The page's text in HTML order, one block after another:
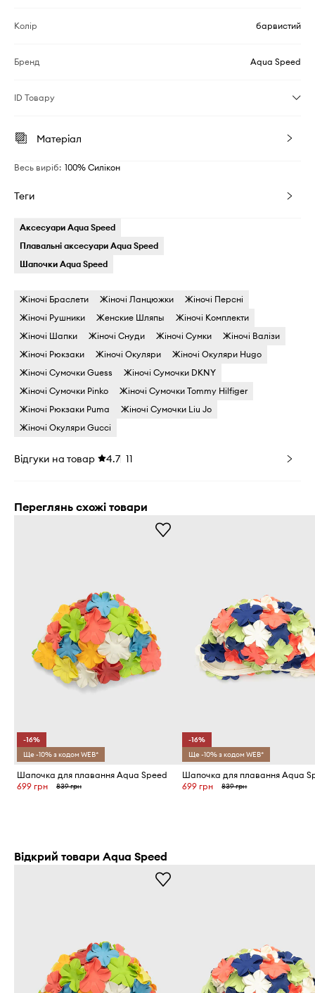
Колір барвистий
Бренд Aqua Speed
ID Товару
Матеріал
Весь виріб: 100% Силікон
Теги
Аксесуари Aqua Speed
Плавальні аксесуари Aqua Speed
Шапочки Aqua Speed
Жіночі Браслети Жіночі Ланцюжки
Жіночі Персні
Жіночі Рушники
Женские Шляпы
Жіночі Комплекти
Жіночі Шапки
Жіночі Снуди Жіночі Сумки
Жіночі Валізи
Жіночі Рюкзаки
Жіночі Окуляри
Жіночі Окуляри Hugo
Жіночі Сумочки Guess
Жіночі Сумочки DKNY
Жіночі Сумочки Pinko
Жіночі Сумочки Tommy Hilfiger
Жіночі Рюкзаки Puma
Жіночі Сумочки Liu Jo
Жіночі Окуляри Gucci
Відгуки на товар 4.7 11
Переглянь схожі товари
-16%
Ще -10% з кодом WEB*
Шапочка для плавання Aqua Speed
699 грн
839 грн
-16%
Ще -10% з кодом WEB*
Шапочка для плавання Aqua
699 грн
839 грн
Відкрий товари Aqua Speed